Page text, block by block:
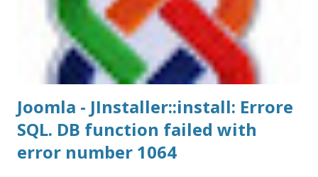
chiesta la password di amministrazione):
JRDMassStorageDriver.kext JRDMassStorageDriver64.kext
JRDUSBModemData32.kext JRDUSBModemData64.kext
Joomla - JInstaller::install: Errore
SQL. DB function failed with
error number 1064